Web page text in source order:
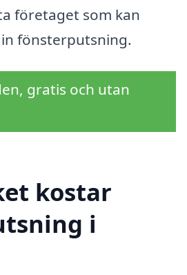
företaget som kan
fönsterputsning.
gratis och utan
kostar
i